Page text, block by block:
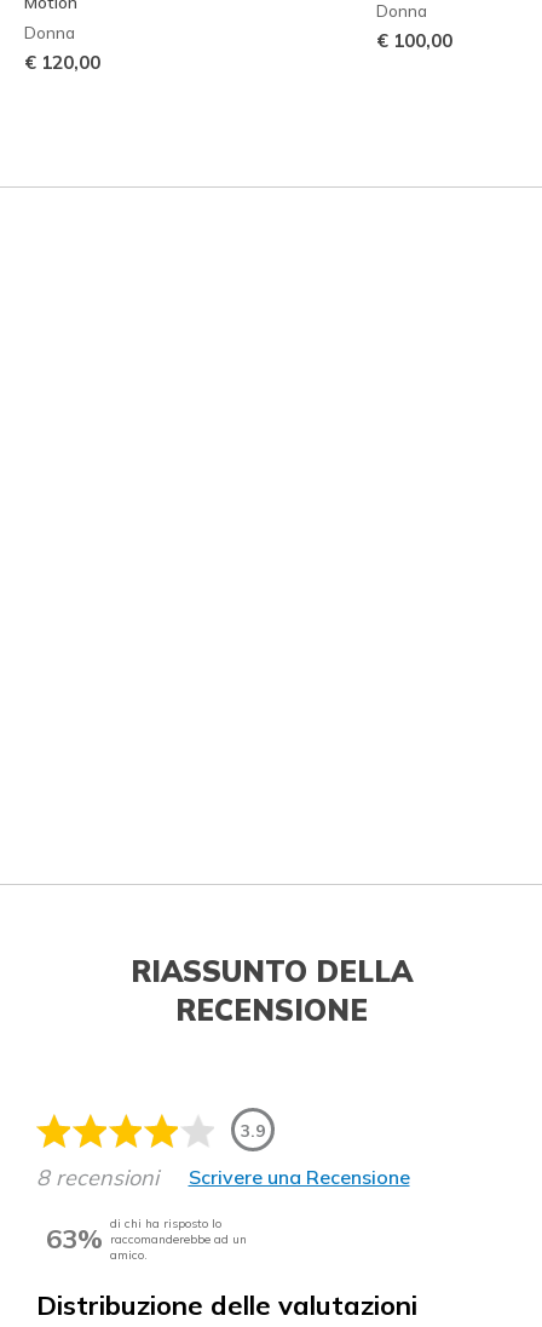
Donna
€ 120,00
Donna
€ 100,00
RIASSUNTO DELLA
RECENSIONE
3.9
8 recensioni Scrivere una Recensione
63% di chi ha risposto lo
raccomanderebbe ad un
amico.
Distribuzione delle valutazioni